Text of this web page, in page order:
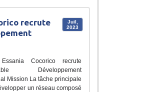
Juil,
2023
recrute
Cocorico recrute
Développement
Mission La tâche principale
un réseau composé